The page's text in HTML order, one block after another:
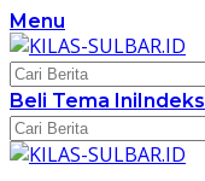
Langsung
ke
konten
Menu
Beli Tema IniIndeks